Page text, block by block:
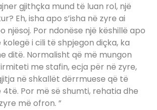
gjithçka mund të luan rol, një
Eh, isha apo s’isha në zyre ai
njësoj. Por ndonëse një këshillë apo
i cili të shpjegon diçka, ka
ditë. Normalisht që më mungon
me stafin, ecja për në zyre,
në shkallët dërrmuese që të
Por më së shumti, rehatia dhe
më ofron. ”